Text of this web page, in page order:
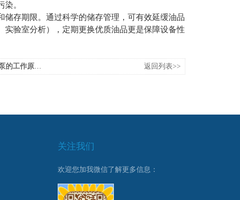
。
存期限。通过科学的储存管理，可有效延缓油品
验室分析），定期更换优质油品更是保障设备性
理及特点介绍 返回列表>>
关注我们
欢迎您加我微信了解更多信息：